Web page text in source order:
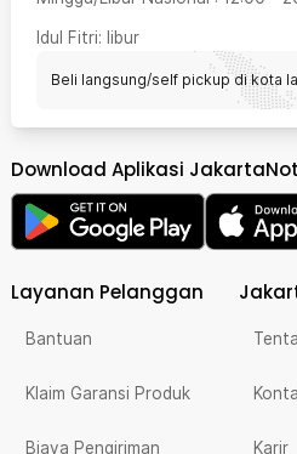
Idul Fitri: libur
Beli langsung/self pickup di kota
Download Aplikasi
Layanan Pelanggan
Bantuan
Klaim Garansi Produk
Biaya Pengiriman Karir